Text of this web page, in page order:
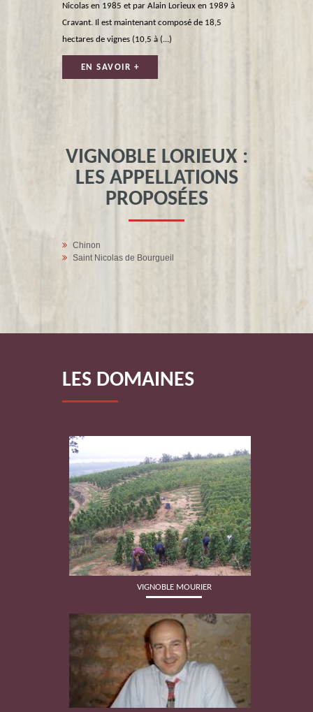
Nicolas en 1985 et par Alain Lorieux en 1989 à
Cravant. Il est maintenant composé de 18,5
hectares de vignes (10,5 à (...)
EN SAVOIR +
VIGNOBLE LORIEUX :
LES APPELLATIONS
PROPOSÉES
Chinon
Saint Nicolas de Bourgueil
LES DOMAINES
VIGNOBLE MOURIER